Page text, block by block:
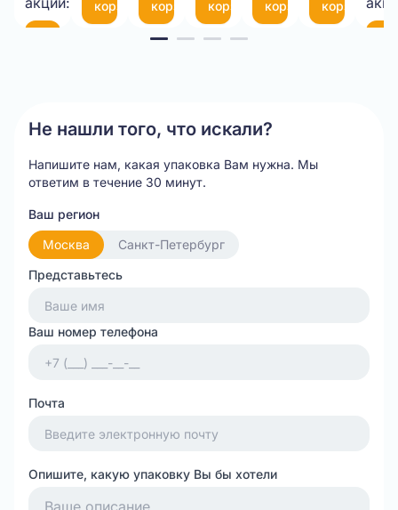
корзину
корзину
корзину
корзину
см
корзину
Не нашли того, что искали?
Напишите нам, какая упаковка Вам нужна. Мы
ответим в течение 30 минут.
Ваш регион
Москва
Санкт-Петербург
Представьтесь
Ваш номер телефона
Почта
Опишите, какую упаковку Вы бы хотели